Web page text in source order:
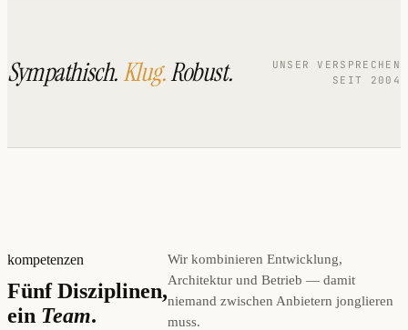
Sympathisch.Klug.Robust.
UNSER VERSPRECHEN
SEIT 2004
kompetenzen
Fünf Disziplinen,
ein Team.
Wir kombinieren Entwicklung,
Architektur und Betrieb — damit
niemand zwischen Anbietern jonglieren
muss.